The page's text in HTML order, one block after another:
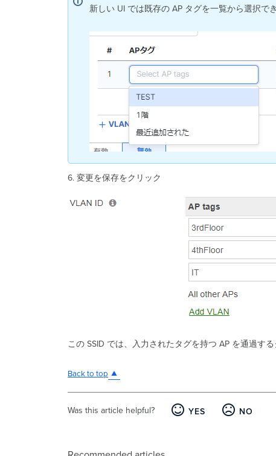
新しい UI では既存の AP タグを一覧から選択で
6. 変更を保存をクリック
この SSID では、入力されたタグを持つ AP を通過す
Back to top
Was this article helpful? YES NO